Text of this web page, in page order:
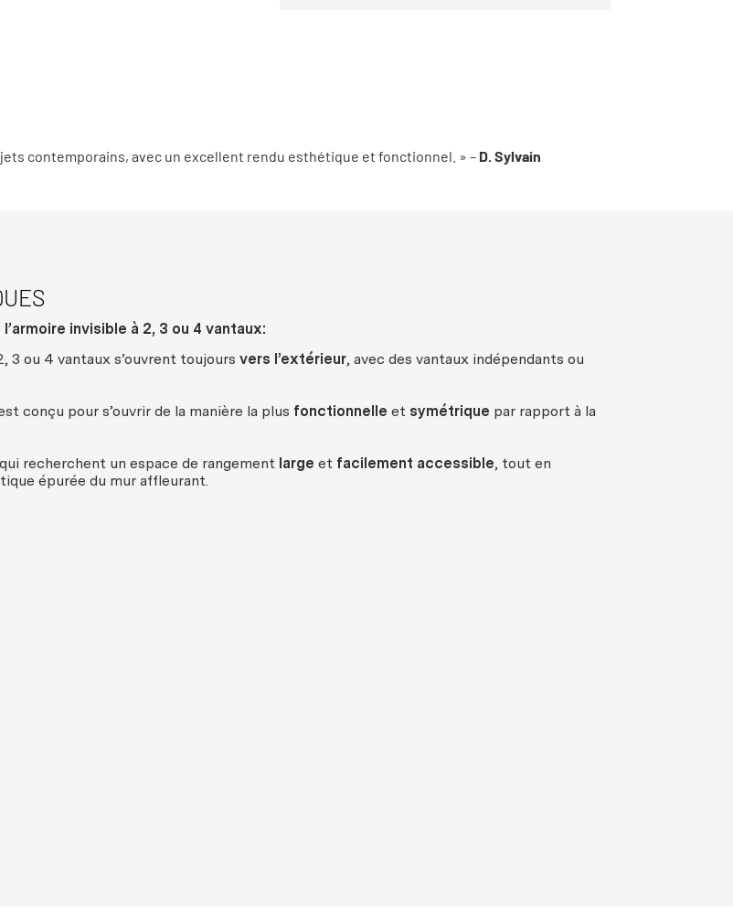
contemporains, avec un excellent rendu esthétique et fonctionnel. » – D. Sylvain
l’armoire invisible à 2, 3 ou 4 vantaux:
3 ou 4 vantaux s’ouvrent toujours vers l’extérieur, avec des vantaux indépendants ou
conçu pour s’ouvrir de la manière la plus fonctionnelle et symétrique par rapport à la
recherchent un espace de rangement large et facilement accessible, tout en
épurée du mur affleurant.